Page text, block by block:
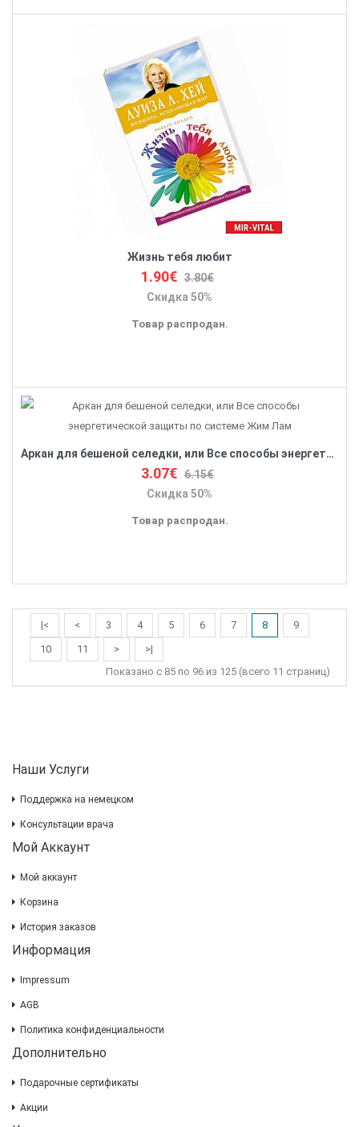
Жизнь тебя любит
1.90€ 3.80€
Скидка 50%
Товар распродан.
Аркан для бешеной селедки, или Все способы энергетической защиты по системе Жим Лам
3.07€ 6.15€
Скидка 50%
Товар распродан.
|< < 3 4 5 6 7 8
9
10
11 >
>|
Показано с 85 по 96 из 125 (всего 11 страниц)
Наши Услуги
Поддержка на немецком
Консультации врача
Мой Аккаунт
Мой аккаунт
Корзина
История заказов
Информация
Impressum
AGB
Политика конфиденциальности
Дополнительно
Подарочные сертификаты
Акции